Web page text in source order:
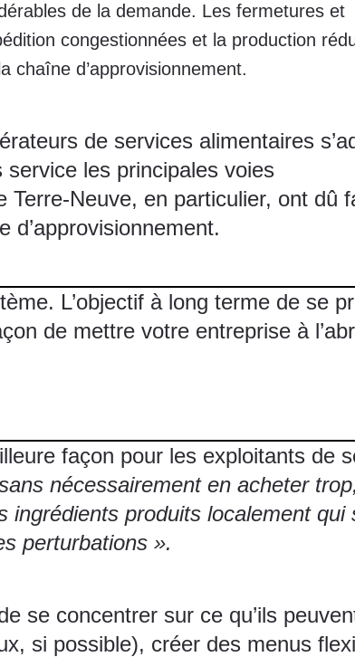
de la demande. Les fermetures et
congestionnées et la production
chaîne d’approvisionnement.
de services alimentaires
les principales voies
Terre-Neuve, en particulier, ont dû
L’objectif à long terme de se
de mettre votre entreprise à
façon pour les exploitants de
nécessairement en acheter
ingrédients produits localement qui
perturbations ».
se concentrer sur ce qu’ils
si possible), créer des menus